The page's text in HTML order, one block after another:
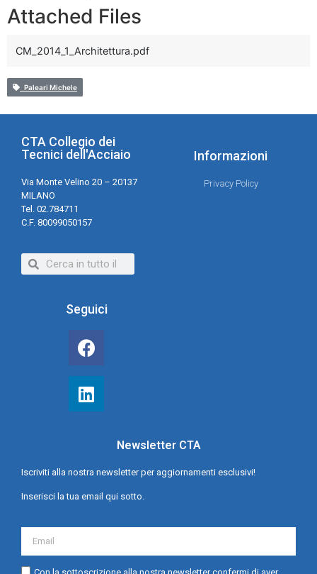
Attached Files
CM_2014_1_Architettura.pdf
Paleari Michele
CTA Collegio dei
Tecnici dell'Acciaio
Via Monte Velino 20 – 20137
MILANO
Tel. 02.784711
C.F. 80099050157
Informazioni
Privacy Policy
Seguici
Newsletter CTA
Iscriviti alla nostra newsletter per aggiornamenti esclusivi!
Inserisci la tua email qui sotto.